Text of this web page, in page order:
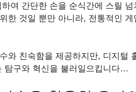
여 간단한 손을 순식간에 스릴
한 것일 뿐만 아니라, 전통적인
와 친숙함을 제공하지만, 디지털
탐구와 혁신을 불러일으킵니다…